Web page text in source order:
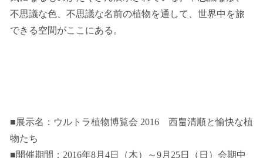
不思議な色、不思議な名前の植物を通して、世界中を旅
できる空間がここにある。
■展示名：ウルトラ植物博覧会 2016 西畠清順と愉快な植
物たち
■開催期間：2016年8月4日（木）～9月25日（日）会期中